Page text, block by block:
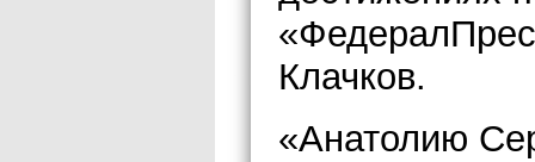
Клачков.
«Анатолию